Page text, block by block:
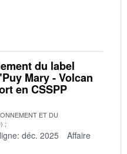
du label
Mary - Volcan
en CSSPP
ET DU
déc. 2025
Affaire